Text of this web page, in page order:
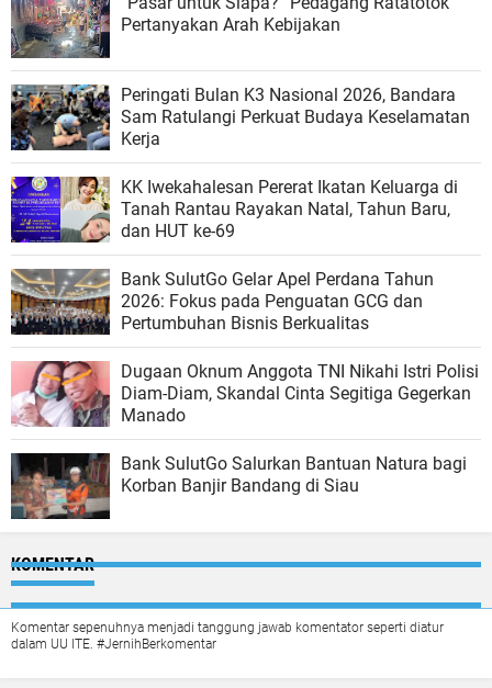
Pertanyakan Arah Kebijakan
Peringati Bulan K3 Nasional 2026, Bandara
Sam Ratulangi Perkuat Budaya Keselamatan
Kerja
KK Iwekahalesan Pererat Ikatan Keluarga di
Tanah Rantau Rayakan Natal, Tahun Baru,
dan HUT ke-69
Bank SulutGo Gelar Apel Perdana Tahun
2026: Fokus pada Penguatan GCG dan
Pertumbuhan Bisnis Berkualitas
Dugaan Oknum Anggota TNI Nikahi Istri Polisi
Diam-Diam, Skandal Cinta Segitiga Gegerkan
Manado
Bank SulutGo Salurkan Bantuan Natura bagi
Korban Banjir Bandang di Siau
KOMENTAR
Komentar sepenuhnya menjadi tanggung jawab komentator seperti diatur
dalam UU ITE. #JernihBerkomentar